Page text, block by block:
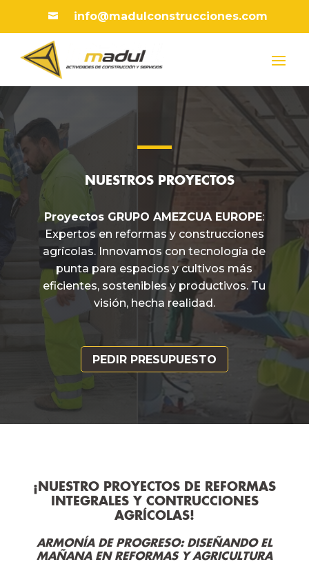
 info@madulconstrucciones.com
NUESTROS PROYECTOS
Proyectos GRUPO AMEZCUA EUROPE:
Expertos en reformas y construcciones
agrícolas. Innovamos con tecnología de
punta para espacios y cultivos más
eficientes, sostenibles y productivos. Tu
visión, hecha realidad.
PEDIR PRESUPUESTO
¡NUESTRO PROYECTOS DE REFORMAS
INTEGRALES Y CONTRUCCIONES
AGRÍCOLAS!
ARMONÍA DE PROGRESO: DISEÑANDO EL
MAÑANA EN REFORMAS Y AGRICULTURA